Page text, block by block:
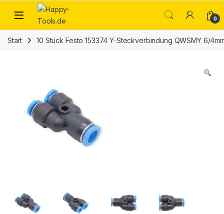
Skip to navigation
Skip to content
Open 0
Start 10 Stück Festo 153374 Y-Steckverbindung QWSMY 6/